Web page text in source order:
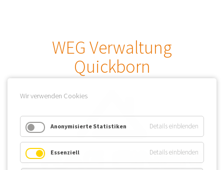
WEG Verwaltung
Quickborn
Wir verwenden Cookies
Anonymisierte Statistiken Details einblenden
Essenziell Details einblenden